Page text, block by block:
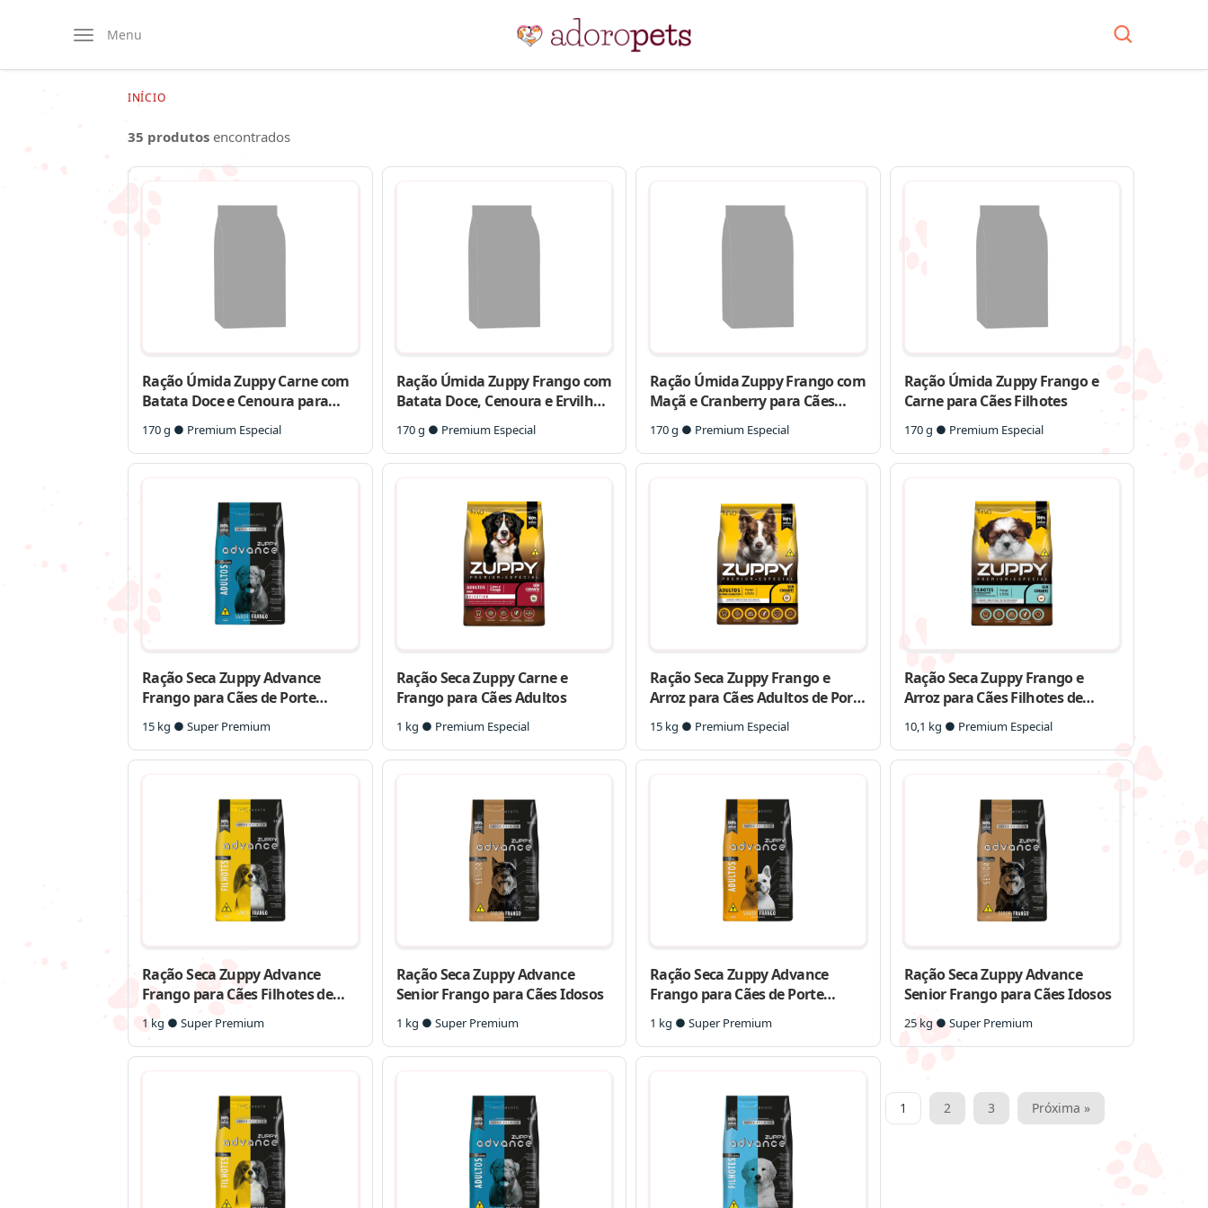
Menu
INÍCIO
35 produtos encontrados
Ração Úmida Zuppy Carne com
Batata Doce e Cenoura para
Cães Adultos
170 g ● Premium Especial
Ração Úmida Zuppy Frango com
Batata Doce, Cenoura e Ervilha
para Cães Adultos
170 g ● Premium Especial
Ração Úmida Zuppy Frango com
Maçã e Cranberry para Cães
Adultos
170 g ● Premium Especial
Ração Úmida Zuppy Frango e
Carne para Cães Filhotes
170 g ● Premium Especial
Ração Seca Zuppy Advance
Frango para Cães de Porte
Médio e Grande
15 kg ● Super Premium
Ração Seca Zuppy Carne e
Frango para Cães Adultos
1 kg ● Premium Especial
Ração Seca Zuppy Frango e
Arroz para Cães Adultos de Porte
Médio e Grande
15 kg ● Premium Especial
Ração Seca Zuppy Frango e
Arroz para Cães Filhotes de
Porte Pequeno
10,1 kg ● Premium Especial
Ração Seca Zuppy Advance
Frango para Cães Filhotes de
Porte Pequeno
1 kg ● Super Premium
Ração Seca Zuppy Advance
Senior Frango para Cães Idosos
1 kg ● Super Premium
Ração Seca Zuppy Advance
Frango para Cães de Porte
Pequeno
1 kg ● Super Premium
Ração Seca Zuppy Advance
Senior Frango para Cães Idosos
25 kg ● Super Premium
Paginação
1 2 3 Próxima »